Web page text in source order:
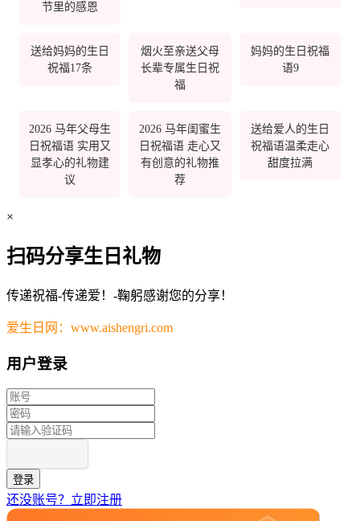
节里的感恩
送给妈妈的生日
祝福17条
烟火至亲送父母
长辈专属生日祝
福
妈妈的生日祝福
语9
2026 马年父母生
日祝福语 实用又
显孝心的礼物建
议
2026 马年闺蜜生
日祝福语 走心又
有创意的礼物推
荐
送给爱人的生日
祝福语温柔走心
甜度拉满
×
扫码分享生日礼物
传递祝福-传递爱！-鞠躬感谢您的分享！
爱生日网：www.aishengri.com
用户登录
登录
还没账号？立即注册